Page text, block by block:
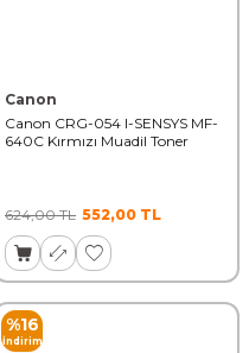
Canon
Canon CRG-054 I-SENSYS MF-
640C Kırmızı Muadil Toner
624,00TL 552,00 TL
%16
İndirim